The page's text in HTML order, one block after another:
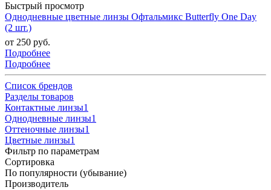
Быстрый просмотр
Однодневные цветные линзы Офтальмикс Butterfly One Day
(2 шт.)
от 250 руб.
Подробнее
Подробнее
Список брендов
Разделы товаров
Контактные линзы1
Однодневные линзы1
Оттеночные линзы1
Цветные линзы1
Фильтр по параметрам
Сортировка
По популярности (убывание)
Производитель